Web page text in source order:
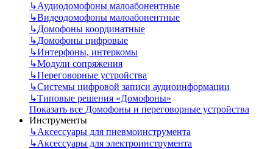
↳Аудиодомофоны малоабонентные
↳Видеодомофоны малоабонентные
↳Домофоны координатные
↳Домофоны цифровые
↳Интерфоны, интеркомы
↳Модули сопряжения
↳Переговорные устройства
↳Системы цифровой записи аудиоинформации
↳Типовые решения «Домофоны»
Показать все Домофоны и переговорные устройства
Инструменты
↳Аксессуары для пневмоинструмента
↳Аксессуары для электроинструмента